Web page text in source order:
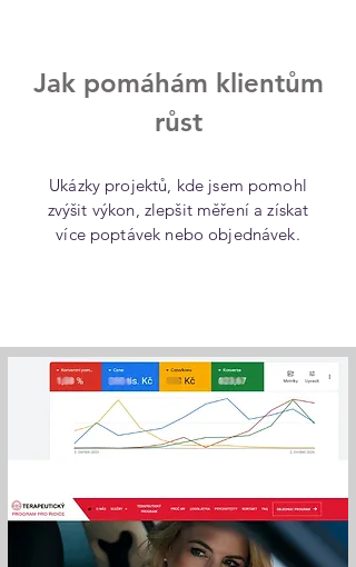
Jak pomáhám klientům
růst
Ukázky projektů, kde jsem pomohl
zvýšit výkon, zlepšit měření a získat
více poptávek nebo objednávek.